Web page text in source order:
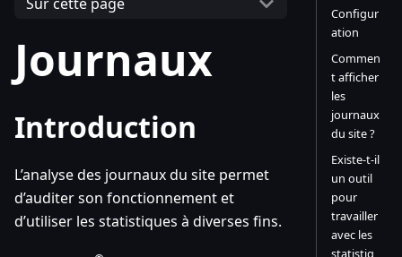
Journaux
Introduction
L’analyse des journaux du site permet
d’auditer son fonctionnement et
d’utiliser les statistiques à diverses fins.
Configur
ation
Commen
t afficher
les
journaux
du site ?
Existe-t-il
un outil
pour
travailler
avec les
statistiq